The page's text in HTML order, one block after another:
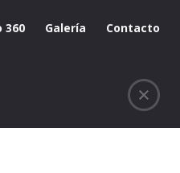
360 Galería Contacto